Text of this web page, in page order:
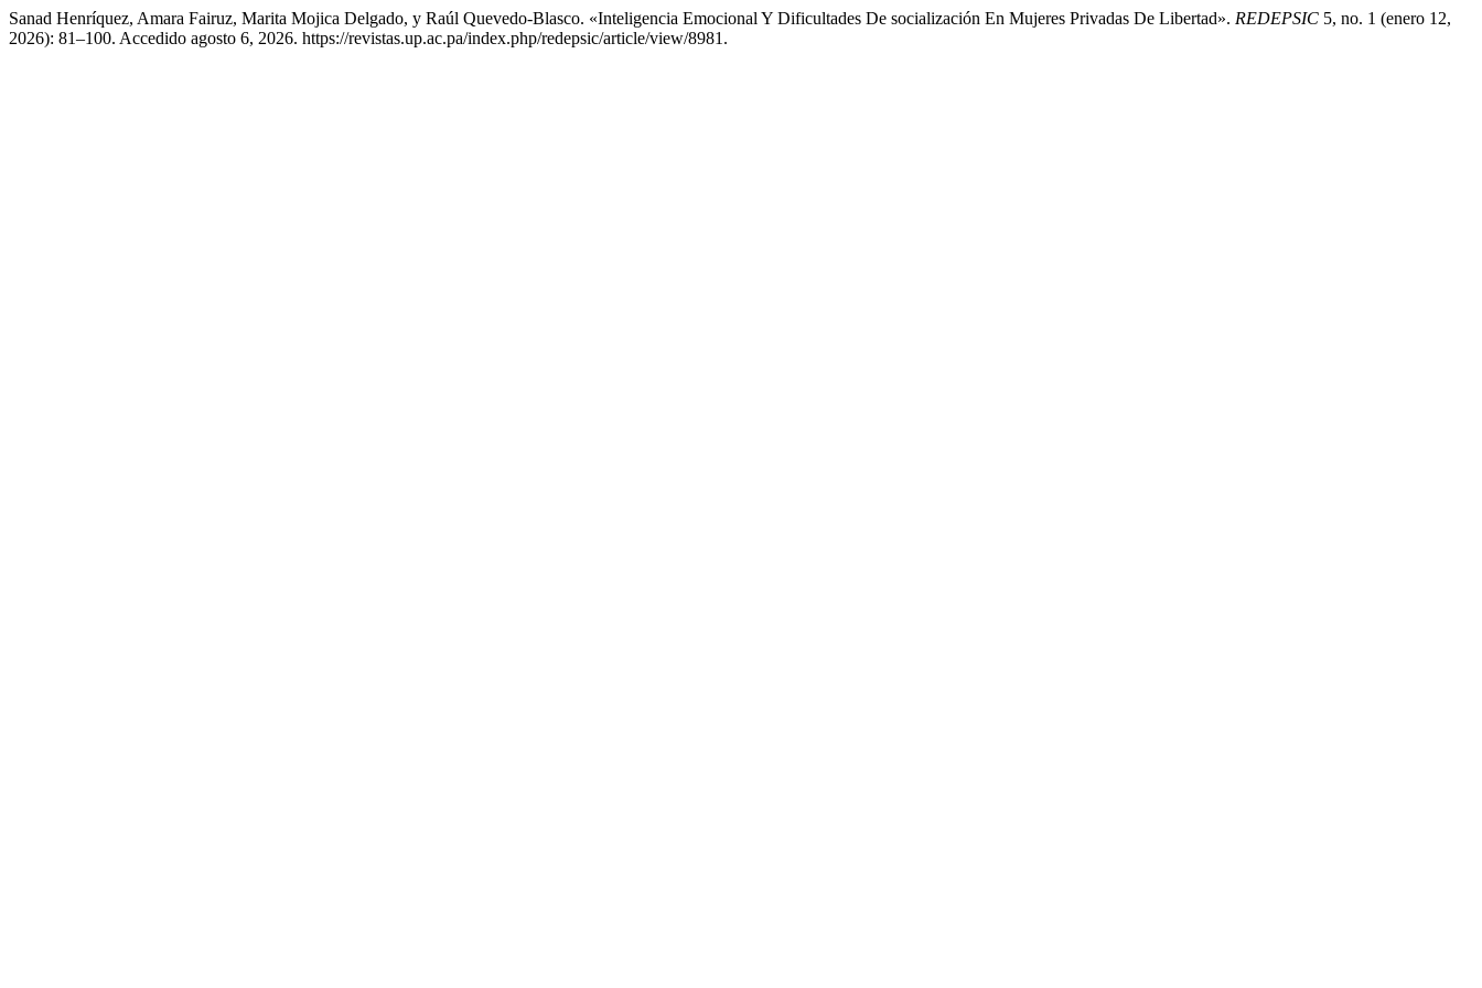
Sanad Henríquez, Amara Fairuz, Marita Mojica Delgado, y Raúl Quevedo-Blasco. «Inteligencia Emocional Y Dificultades De socialización En Mujeres Privadas De Libertad». REDEPSIC 5, no. 1 (enero 12,
2026): 81–100. Accedido agosto 6, 2026. https://revistas.up.ac.pa/index.php/redepsic/article/view/8981.